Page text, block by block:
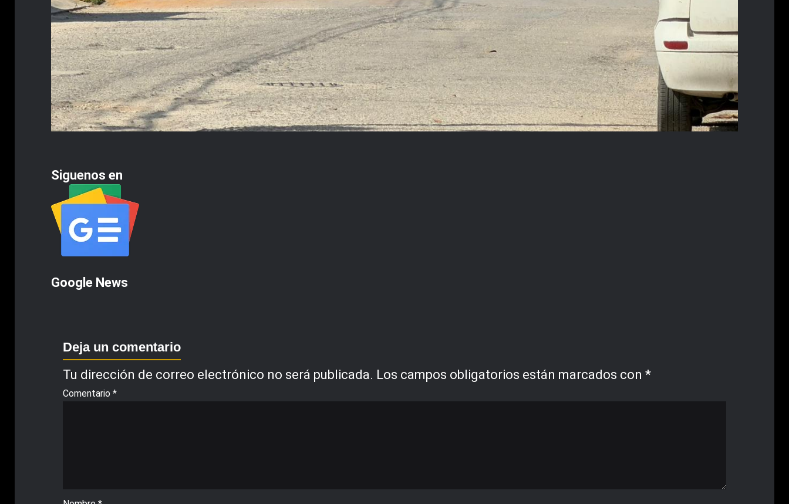
Siguenos en
Google News
Deja un comentario
Tu dirección de correo electrónico no será publicada. Los campos obligatorios están marcados con *
Comentario *